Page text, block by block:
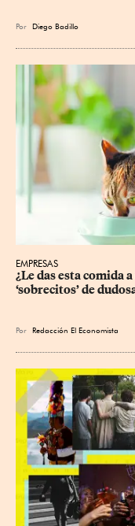
Por Diego Badillo
EMPRESAS
¿Le das esta comida
‘sobrecitos’ de
Por Redacción El Economista